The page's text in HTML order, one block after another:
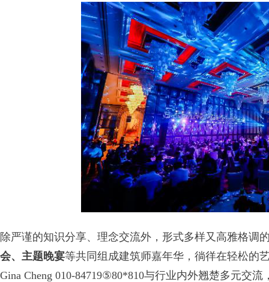
除严谨的知识分享、理念交流外，形式多样又高雅格调
会、主题晚宴等共同组成建筑师嘉年华，徜徉在轻松的
Gina Cheng 010-84719⑤80*810与行业内外翘楚多元交